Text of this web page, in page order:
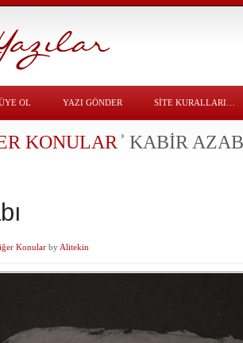
OL YAZI GÖNDER SITE KURALLARI…
KONULAR KABIR
Konular by Alitekin